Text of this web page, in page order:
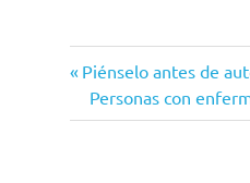
Cifras y
Conceptos
Navegación
de
Entrada
anterior:
Piénselo antes de
Siguiente
entrada:
Personas con